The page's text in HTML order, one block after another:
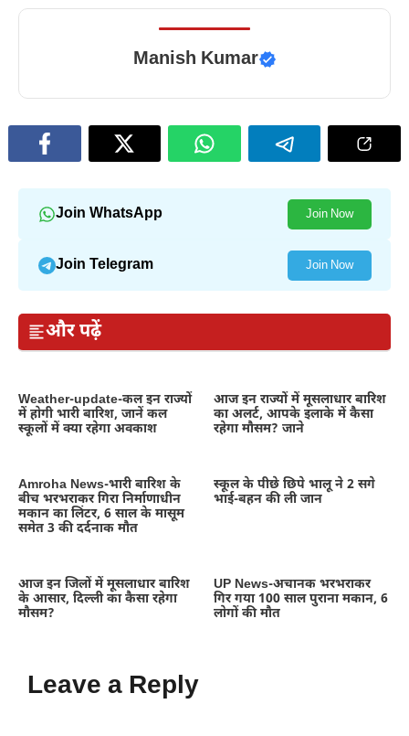
Manish Kumar
Join WhatsApp Join Now
Join Telegram Join Now
और पढ़ें
Weather-update-कल इन राज्यों
में होगी भारी बारिश, जानें कल
स्कूलों में क्या रहेगा अवकाश
आज इन राज्यों में मूसलाधार बारिश
का अलर्ट, आपके इलाके में कैसा
रहेगा मौसम? जाने
Amroha News-भारी बारिश के
बीच भरभराकर गिरा निर्माणाधीन
मकान का लिंटर, 6 साल के मासूम
समेत 3 की दर्दनाक मौत
स्कूल के पीछे छिपे भालू ने 2 सगे
भाई-बहन की ली जान
आज इन जिलों में मूसलाधार बारिश
के आसार, दिल्ली का कैसा रहेगा
मौसम?
UP News-अचानक भरभराकर
गिर गया 100 साल पुराना मकान, 6
लोगों की मौत
Leave a Reply